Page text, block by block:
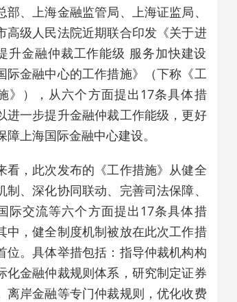
部、上海金融监管局、上海证监局、
高级人民法院近期联合印发《关于进
升金融仲裁工作能级 服务加快建设
际金融中心的工作措施》（下称《工
》），从六个方面提出17条具体措
进一步提升金融仲裁工作能级，更好
障上海国际金融中心建设。
看，此次发布的《工作措施》从健全
制、深化协同联动、完善司法保障、
际交流等六个方面提出17条具体措
中，健全制度机制被放在此次工作措
位。具体举措包括：指导仲裁机构构
化金融仲裁规则体系，研究制定证券
离岸金融等专门仲裁规则，优化收费